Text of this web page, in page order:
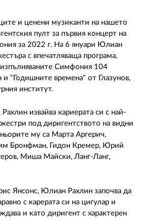
и ценени музиканти на нашето
пулт за първия концерт на
за 2022 г. На 6 януари Юлиан
с впечатляваща програма,
Симфония 104
"Годишните времена" от Глазунов,
институт.
извайва кариерата си с най-
под диригентството на видни
му са Марта Аргерич,
Бронфман, Гидон Кремер, Юрий
Миша Майски, Ланг-Ланг,
Янсонс, Юлиан Рахлин започва да
с карерата си на цигулар и
и като диригент с характерен